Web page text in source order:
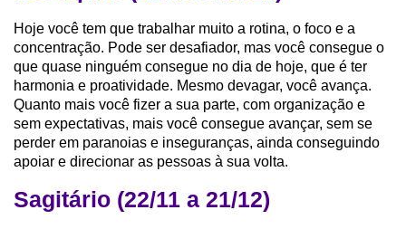
Hoje você tem que trabalhar muito a rotina, o foco e a
concentração. Pode ser desafiador, mas você consegue o
que quase ninguém consegue no dia de hoje, que é ter
harmonia e proatividade. Mesmo devagar, você avança.
Quanto mais você fizer a sua parte, com organização e
sem expectativas, mais você consegue avançar, sem se
perder em paranoias e inseguranças, ainda conseguindo
apoiar e direcionar as pessoas à sua volta.
Sagitário (22/11 a 21/12)